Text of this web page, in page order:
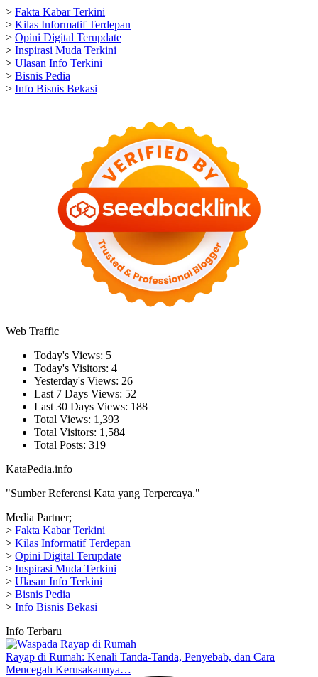
> Fakta Kabar Terkini
> Kilas Informatif Terdepan
> Opini Digital Terupdate
> Inspirasi Muda Terkini
> Ulasan Info Terkini
> Bisnis Pedia
> Info Bisnis Bekasi
Web Traffic
Today's Views: 5
Today's Visitors: 4
Yesterday's Views: 26
Last 7 Days Views: 52
Last 30 Days Views: 188
Total Views: 1,393
Total Visitors: 1,584
Total Posts: 319
KataPedia.info
"Sumber Referensi Kata yang Terpercaya."
Media Partner;
> Fakta Kabar Terkini
> Kilas Informatif Terdepan
> Opini Digital Terupdate
> Inspirasi Muda Terkini
> Ulasan Info Terkini
> Bisnis Pedia
> Info Bisnis Bekasi
Info Terbaru
Rayap di Rumah: Kenali Tanda-Tanda, Penyebab, dan Cara
Mencegah Kerusakannya…